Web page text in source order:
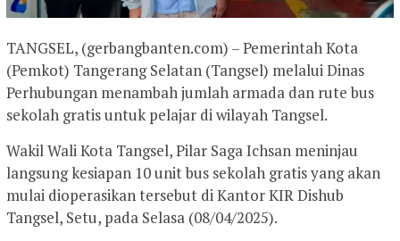
TANGSEL, (gerbangbanten.com) – Pemerintah Kota
(Pemkot) Tangerang Selatan (Tangsel) melalui Dinas
Perhubungan menambah jumlah armada dan rute bus
sekolah gratis untuk pelajar di wilayah Tangsel.
Wakil Wali Kota Tangsel, Pilar Saga Ichsan meninjau
langsung kesiapan 10 unit bus sekolah gratis yang akan
mulai dioperasikan tersebut di Kantor KIR Dishub
Tangsel, Setu, pada Selasa (08/04/2025).